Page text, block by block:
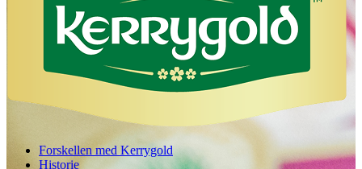
Forskellen med Kerrygold
Historie